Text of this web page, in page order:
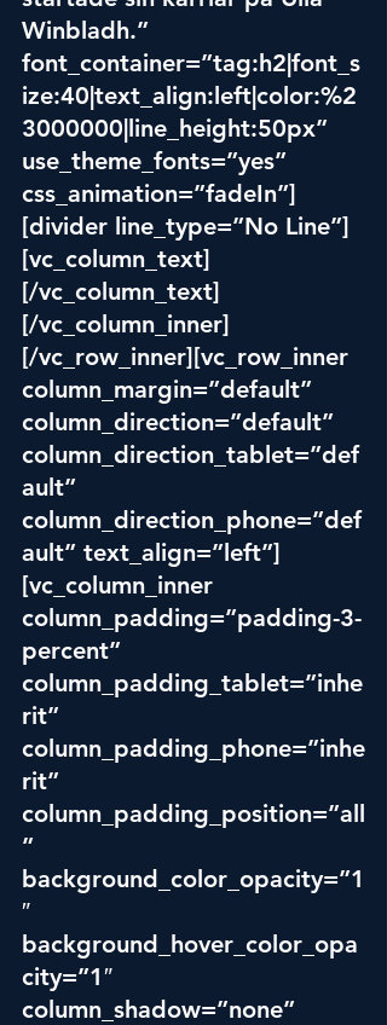
Winbladh.”
font_container=”tag:h2|font_s
ize:40|text_align:left|color:%2
3000000|line_height:50px”
use_theme_fonts=”yes”
css_animation=”fadeIn”]
[divider line_type=”No Line”]
[vc_column_text]
[/vc_column_text]
[/vc_column_inner]
[/vc_row_inner][vc_row_inner
column_margin=”default”
column_direction=”default”
column_direction_tablet=”def
ault”
column_direction_phone=”def
ault” text_align=”left”]
[vc_column_inner
column_padding=”padding-3-
percent”
column_padding_tablet=”inhe
rit”
column_padding_phone=”inhe
rit”
column_padding_position=”all
”
background_color_opacity=”1
″
background_hover_color_opa
city=”1″
column_shadow=”none”